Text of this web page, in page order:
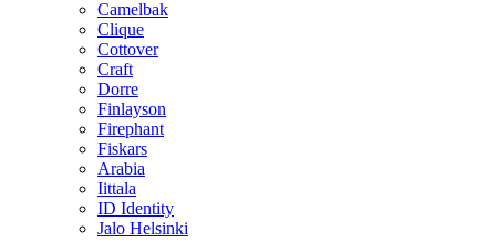
Camelbak
Clique
Cottover
Craft
Dorre
Finlayson
Firephant
Fiskars
Arabia
Iittala
ID Identity
Jalo Helsinki